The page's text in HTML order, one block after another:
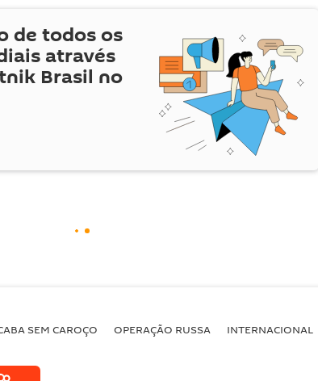
de todos os
através
Brasil no
SEM CAROÇO OPERAÇÃO RUSSA INTERNACIONAL